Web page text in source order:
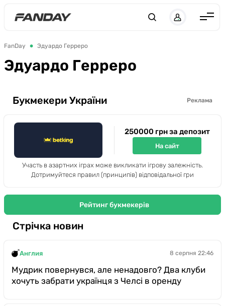
Україна
ЛЧ
ЛЕ
Букмекери
FanDay Эдуардо Герреро
Эдуардо Герреро
Букмекери України Реклама
250000 грн за депозит
На сайт
Участь в азартних іграх може викликати ігрову залежність.
Дотримуйтеся правил (принципів) відповідальної гри
Рейтинг букмекерів
Стрічка новин
Англия 8 серпня 22:46
Мудрик повернувся, але ненадовго? Два клуби
хочуть забрати українця з Челсі в оренду